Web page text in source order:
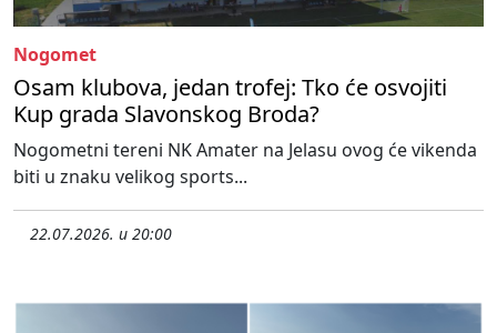
Nogomet
Osam klubova, jedan trofej: Tko će osvojiti
Kup grada Slavonskog Broda?
Nogometni tereni NK Amater na Jelasu ovog će vikenda
biti u znaku velikog sports...
22.07.2026. u 20:00